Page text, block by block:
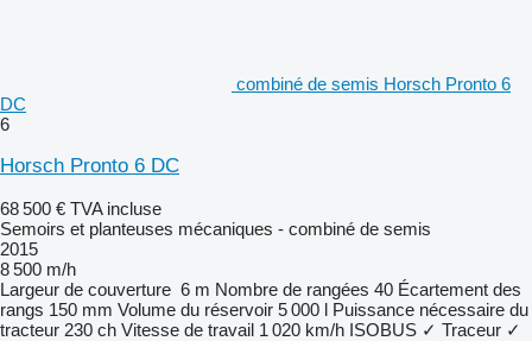
combiné de semis Horsch Pronto 6
DC
6
Horsch Pronto 6 DC
68 500 € TVA incluse
Semoirs et planteuses mécaniques - combiné de semis
2015
8 500 m/h
Largeur de couverture 6 m Nombre de rangées 40 Écartement des
rangs 150 mm Volume du réservoir 5 000 l Puissance nécessaire du
tracteur 230 ch Vitesse de travail 1 020 km/h ISOBUS ✓ Traceur ✓